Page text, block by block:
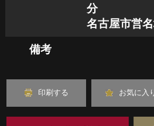
分
名古屋市営
備考
印刷する お気に入